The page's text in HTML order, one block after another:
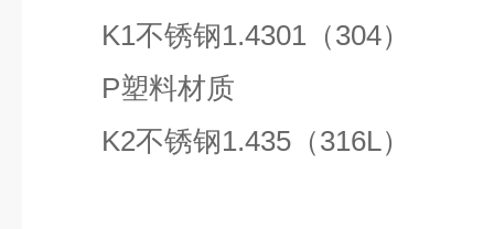
K1不锈钢1.4301 （304）
P塑料材质
K2不锈钢1.435 （316L）